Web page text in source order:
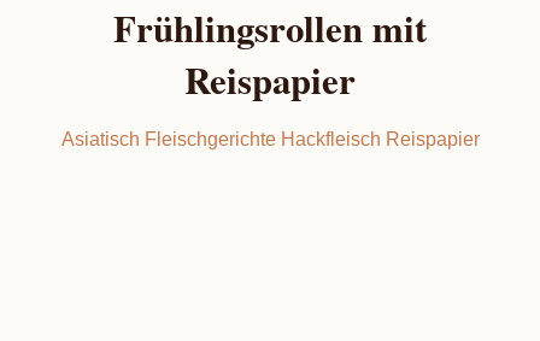
Frühlingsrollen mit
Reispapier
Asiatisch Fleischgerichte Hackfleisch Reispapier